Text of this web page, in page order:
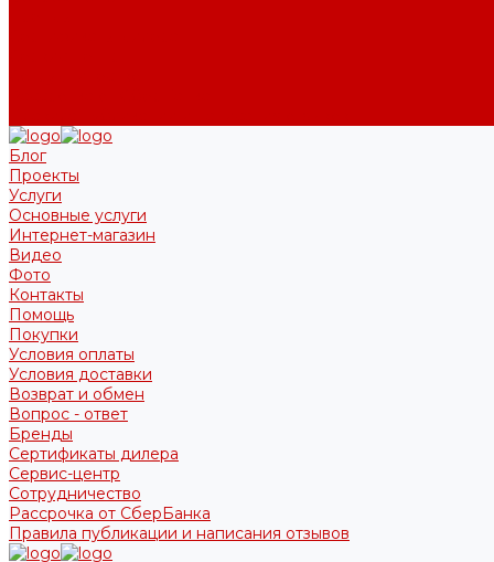
Блог
Проекты
Услуги
Основные услуги
Интернет-магазин
Видео
Фото
Контакты
Помощь
Покупки
Условия оплаты
Условия доставки
Возврат и обмен
Вопрос - ответ
Бренды
Сертификаты дилера
Сервис-центр
Сотрудничество
Рассрочка от СберБанка
Правила публикации и написания отзывов